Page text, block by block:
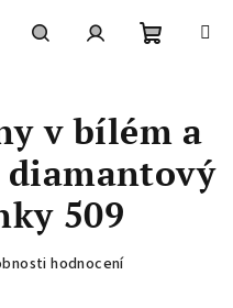
košík
v bílém a
509
hodnocení